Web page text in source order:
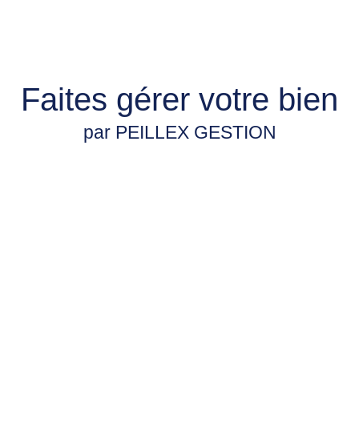
Faites gérer votre bien
par PEILLEX GESTION